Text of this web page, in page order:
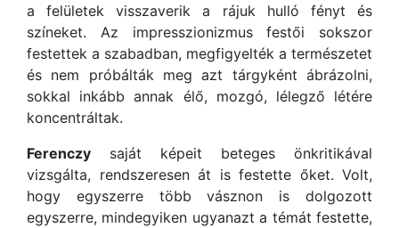
a felületek visszaverik a rájuk hulló fényt és
színeket. Az impresszionizmus festői sokszor
festettek a szabadban, megfigyelték a természetet
és nem próbálták meg azt tárgyként ábrázolni,
sokkal inkább annak élő, mozgó, lélegző létére
koncentráltak.
Ferenczy saját képeit beteges önkritikával
vizsgálta, rendszeresen át is festette őket. Volt,
hogy egyszerre több vásznon is dolgozott
egyszerre, mindegyiken ugyanazt a témát festette,